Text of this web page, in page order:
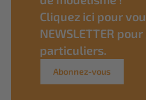
Cliquez ici pour
NEWSLETTER
particuliers.
Abonnez-vous